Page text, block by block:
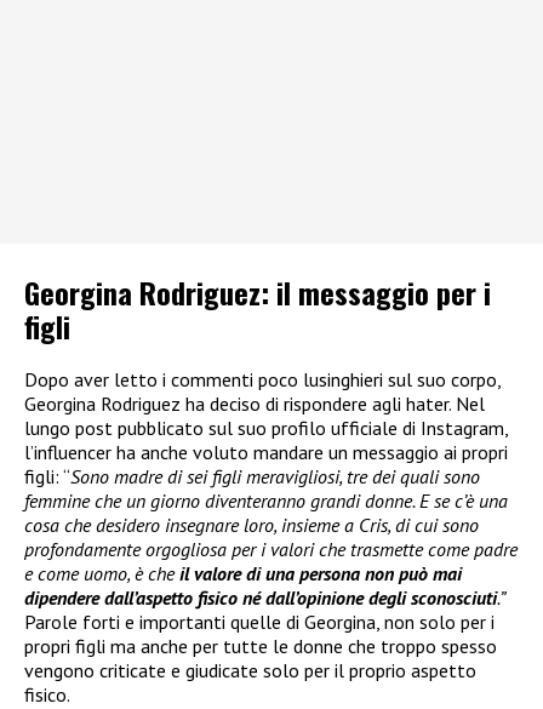
Georgina Rodriguez: il messaggio per i
figli
Dopo aver letto i commenti poco lusinghieri sul suo corpo,
Georgina Rodriguez ha deciso di rispondere agli hater. Nel
lungo post pubblicato sul suo profilo ufficiale di Instagram,
l’influencer ha anche voluto mandare un messaggio ai propri
figli: “Sono madre di sei figli meravigliosi, tre dei quali sono
femmine che un giorno diventeranno grandi donne. E se c’è una
cosa che desidero insegnare loro, insieme a Cris, di cui sono
profondamente orgogliosa per i valori che trasmette come padre
e come uomo, è cheil valore di una persona non può mai
dipendere dall’aspetto fisico né dall’opinione degli sconosciuti.”
Parole forti e importanti quelle di Georgina, non solo per i
propri figli ma anche per tutte le donne che troppo spesso
vengono criticate e giudicate solo per il proprio aspetto
fisico.